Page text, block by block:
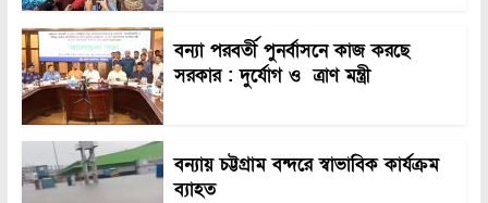
বন্যা পরবর্তী পুনর্বাসনে কাজ করছে
সরকার : দুর্যোগ ও ত্রাণ মন্ত্রী
বন্যায় চট্টগ্রাম বন্দরে স্বাভাবিক কার্যক্রম
ব্যাহত